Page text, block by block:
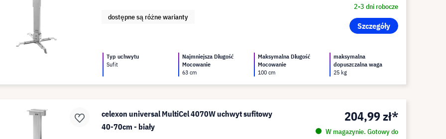
2-3 dni robocze
Szczegóły
dostępne są różne warianty
Typ uchwytu
Sufit
Najmniejsza Długość
Mocowanie
63 cm
Maksymalna Długość
Mocowanie
100 cm
maksymalna
dopuszczalna waga
25 kg
celexon universal MultiCel 4070W uchwyt sufitowy
40-70cm - biały
204,99 zł*
W magazynie. Gotowy do